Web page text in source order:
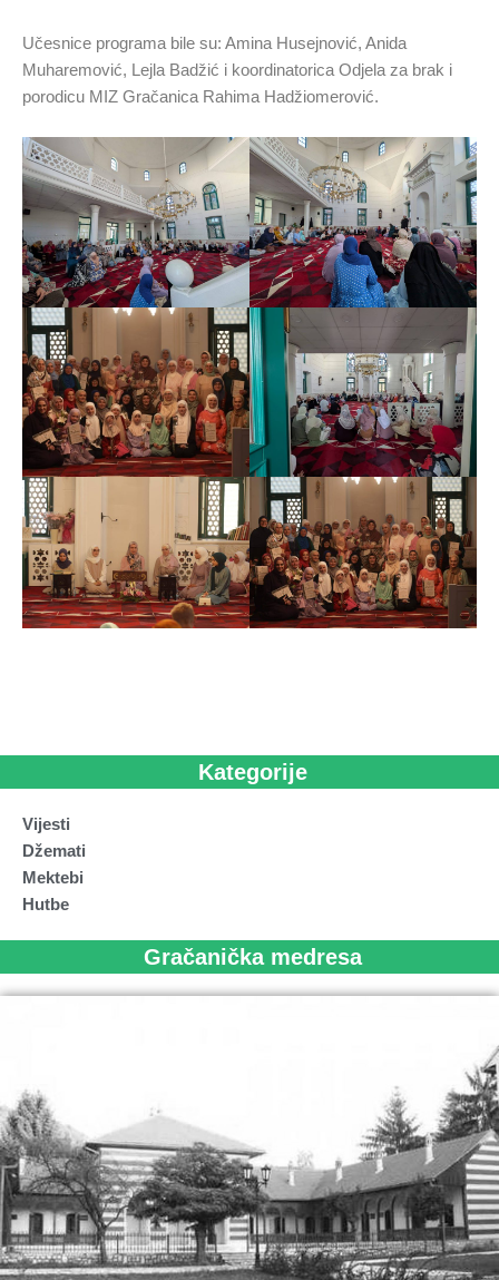
Učesnice programa bile su: Amina Husejnović, Anida
Muharemović, Lejla Badžić i koordinatorica Odjela za brak i
porodicu MIZ Gračanica Rahima Hadžiomerović.
Kategorije
Vijesti
Džemati
Mektebi
Hutbe
Gračanička medresa